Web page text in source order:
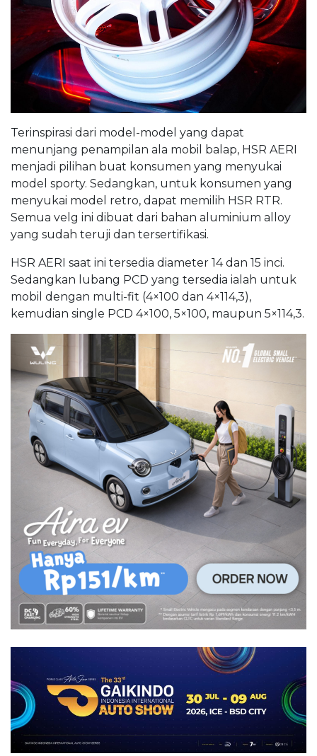
Terinspirasi dari model-model yang dapat
menunjang penampilan ala mobil balap, HSR AERI
menjadi pilihan buat konsumen yang menyukai
model sporty. Sedangkan, untuk konsumen yang
menyukai model retro, dapat memilih HSR RTR.
Semua velg ini dibuat dari bahan aluminium alloy
yang sudah teruji dan tersertifikasi.
HSR AERI saat ini tersedia diameter 14 dan 15 inci.
Sedangkan lubang PCD yang tersedia ialah untuk
mobil dengan multi-fit (4×100 dan 4×114,3),
kemudian single PCD 4×100, 5×100, maupun 5×114,3.